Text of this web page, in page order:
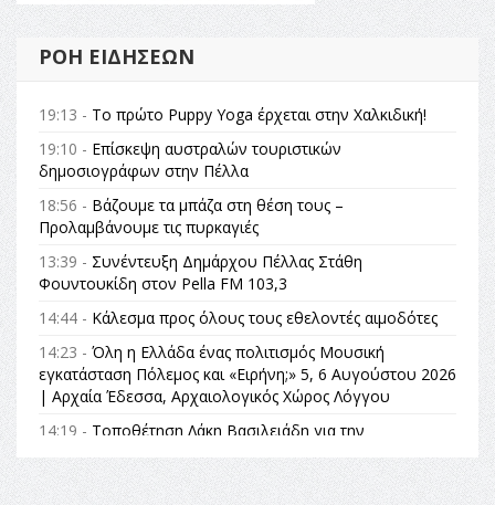
ΡΟΉ ΕΙΔΉΣΕΩΝ
19:13 - Το πρώτο Puppy Yoga έρχεται στην Χαλκιδική!
19:10 - Επίσκεψη αυστραλών τουριστικών
δημοσιογράφων στην Πέλλα
18:56 - Βάζουμε τα μπάζα στη θέση τους –
Προλαμβάνουμε τις πυρκαγιές
13:39 - Συνέντευξη Δημάρχου Πέλλας Στάθη
Φουντουκίδη στον Pella FM 103,3
14:44 - Κάλεσμα προς όλους τους εθελοντές αιμοδότες
14:23 - Όλη η Ελλάδα ένας πολιτισμός Μουσική
εγκατάσταση Πόλεμος και «Ειρήνη;» 5, 6 Αυγούστου 2026
| Αρχαία Έδεσσα, Αρχαιολογικός Χώρος Λόγγου
14:19 - Τοποθέτηση Λάκη Βασιλειάδη για την
Αναθεώρηση του Συντάγματος: «Σε τέτοιες κορυφαίες
θεσμικές διαδικασίες υπάρχει μόνο η ευθύνη απέναντι
στις επόμενες γενιές»